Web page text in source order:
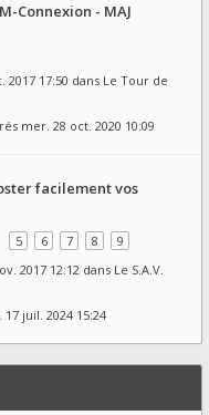
Connexion - MAJ
2017 17:50 dans Le Tour de
mer. 28 oct. 2020 10:09
facilement vos
5 6 7 8
9
2017 12:12 dans Le S.A.V.
17 juil. 2024 15:24